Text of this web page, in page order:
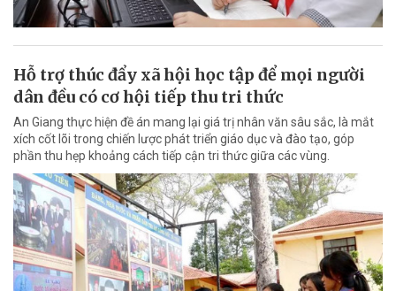
Hỗ trợ thúc đẩy xã hội học tập để mọi người
dân đều có cơ hội tiếp thu tri thức
An Giang thực hiện đề án mang lại giá trị nhân văn sâu sắc, là mắt
xích cốt lõi trong chiến lược phát triển giáo dục và đào tạo, góp
phần thu hẹp khoảng cách tiếp cận tri thức giữa các vùng.